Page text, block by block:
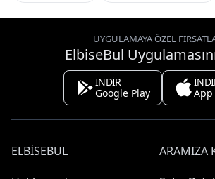
UYGULAMAYA ÖZEL
ElbiseBul
İNDİR
Google Play
App
ELBISEBUL
ARAMIZA